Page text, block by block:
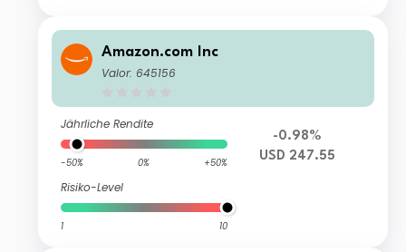
Amazon.com Inc
Valor: 645156
Jährliche Rendite
-50% 0% +50%
Risiko-Level
1 10
-0.98%
USD 247.55